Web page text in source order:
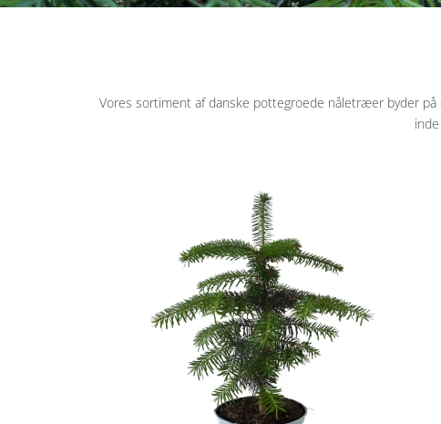
Vores sortiment af danske pottegroede nåletræer byder